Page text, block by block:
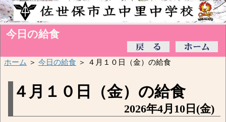
今日の給食
ホーム ＞ 今日の給食 ＞ ４月１０日（金）の給食
４月１０日（金）の給食
2026年4月10日(金)